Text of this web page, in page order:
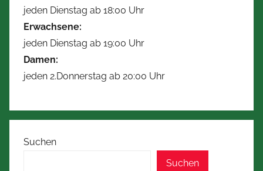
jeden Dienstag ab 18:00 Uhr
Erwachsene:
jeden Dienstag ab 19:00 Uhr
Damen:
jeden 2.Donnerstag ab 20:00 Uhr
Suchen
Suchen